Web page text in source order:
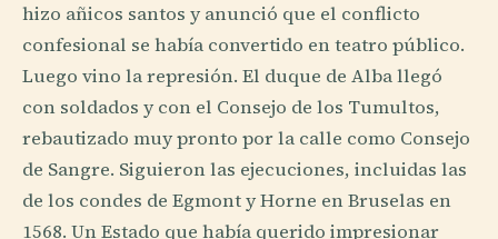
hizo añicos santos y anunció que el conflicto
confesional se había convertido en teatro público.
Luego vino la represión. El duque de Alba llegó
con soldados y con el Consejo de los Tumultos,
rebautizado muy pronto por la calle como Consejo
de Sangre. Siguieron las ejecuciones, incluidas las
de los condes de Egmont y Horne en Bruselas en
1568. Un Estado que había querido impresionar